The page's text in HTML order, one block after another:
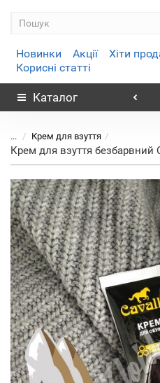
Новинки Акції Хіти
Корисні статті
Каталог
... Крем для взуття
Крем для взуття безбарвний